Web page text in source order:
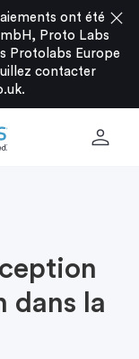
ont été
Proto Labs
Protolabs Europe
contacter
.
close
person
dans la